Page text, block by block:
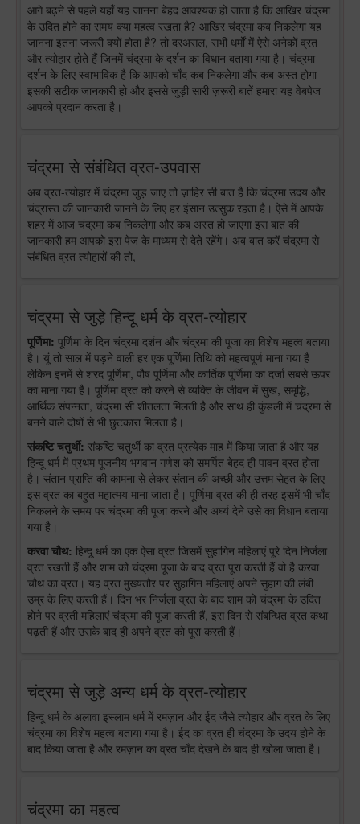
आगे बढ़ने से पहले यहाँ यह जानना बेहद आवश्यक हो जाता है कि आखिर चंद्रमा
के उदित होने का समय क्या महत्व रखता है? आखिर चंद्रमा कब निकलेगा यह
जानना इतना ज़रूरी क्यों होता है? तो दरअसल, सभी धर्मों में ऐसे अनेकों व्रत
और त्योहार होते हैं जिनमें चंद्रमा के दर्शन का विधान बताया गया है। चंद्रमा
दर्शन के लिए स्वाभाविक है कि आपको चाँद कब निकलेगा और कब अस्त होगा
इसकी सटीक जानकारी हो और इससे जुड़ी सारी ज़रूरी बातें हमारा यह वेबपेज
आपको प्रदान करता है।
चंद्रमा से संबंधित व्रत-उपवास
अब व्रत-त्योहार में चंद्रमा जुड़ जाए तो ज़ाहिर सी बात है कि चंद्रमा उदय और
चंद्रास्त की जानकारी जानने के लिए हर इंसान उत्सुक रहता है। ऐसे में आपके
शहर में आज चंद्रमा कब निकलेगा और कब अस्त हो जाएगा इस बात की
जानकारी हम आपको इस पेज के माध्यम से देते रहेंगे। अब बात करें चंद्रमा से
संबंधित व्रत त्योहारों की तो,
चंद्रमा से जुड़े हिन्दू धर्म के व्रत-त्योहार
पूर्णिमा: पूर्णिमा के दिन चंद्रमा दर्शन और चंद्रमा की पूजा का विशेष महत्व बताया
है। यूं तो साल में पड़ने वाली हर एक पूर्णिमा तिथि को महत्वपूर्ण माना गया है
लेकिन इनमें से शरद पूर्णिमा, पौष पूर्णिमा और कार्तिक पूर्णिमा का दर्जा सबसे ऊपर
का माना गया है। पूर्णिमा व्रत को करने से व्यक्ति के जीवन में सुख, समृद्धि,
आर्थिक संपन्नता, चंद्रमा सी शीतलता मिलती है और साथ ही कुंडली में चंद्रमा से
बनने वाले दोषों से भी छुटकारा मिलता है।
संकष्टि चतुर्थी: संकष्टि चतुर्थी का व्रत प्रत्येक माह में किया जाता है और यह
हिन्दू धर्म में प्रथम पूजनीय भगवान गणेश को समर्पित बेहद ही पावन व्रत होता
है। संतान प्राप्ति की कामना से लेकर संतान की अच्छी और उत्तम सेहत के लिए
इस व्रत का बहुत महात्मय माना जाता है। पूर्णिमा व्रत की ही तरह इसमें भी चाँद
निकलने के समय पर चंद्रमा की पूजा करने और अर्घ्य देने उसे का विधान बताया
गया है।
करवा चौथ: हिन्दू धर्म का एक ऐसा व्रत जिसमें सुहागिन महिलाएं पूरे दिन निर्जला
व्रत रखती हैं और शाम को चंद्रमा पूजा के बाद व्रत पूरा करती हैं वो है करवा
चौथ का व्रत। यह व्रत मुख्यतौर पर सुहागिन महिलाएं अपने सुहाग की लंबी
उम्र के लिए करती हैं। दिन भर निर्जला व्रत के बाद शाम को चंद्रमा के उदित
होने पर व्रती महिलाएं चंद्रमा की पूजा करती हैं, इस दिन से संबन्धित व्रत कथा
पढ़ती हैं और उसके बाद ही अपने व्रत को पूरा करती हैं।
चंद्रमा से जुड़े अन्य धर्म के व्रत-त्योहार
हिन्दू धर्म के अलावा इस्लाम धर्म में रमज़ान और ईद जैसे त्योहार और व्रत के लिए
चंद्रमा का विशेष महत्व बताया गया है। ईद का व्रत ही चंद्रमा के उदय होने के
बाद किया जाता है और रमज़ान का व्रत चाँद देखने के बाद ही खोला जाता है।
चंद्रमा का महत्व